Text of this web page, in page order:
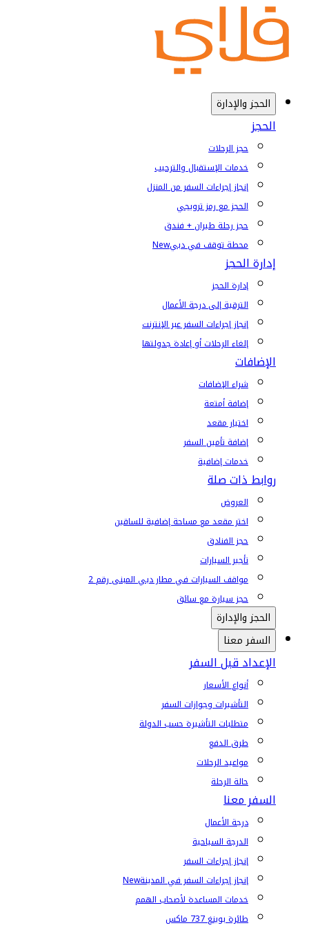
الحجز والإدارة
الحجز
حجز الرحلات
خدمات الإستقبال والترحيب
إنجاز إجراءات السفر من المنزل
الحجز مع رمز ترويجي
حجز رحلة طيران + فندق
محطة توقف في دبيNew
إدارة الحجز
إدارة الحجز
الترقية إلى درجة الأعمال
إنجاز إجراءات السفر عبر الإنترنت
إلغاء الرحلات أو إعادة جدولتها
الإضافات
شراء الإضافات
إضافة أمتعة
اختيار مقعد
إضافة تأمين السفر
خدمات إضافية
روابط ذات صلة
العروض
اختر مقعد مع مساحة إضافية للساقين
حجز الفنادق
تأجير السيارات
مواقف السيارات في مطار دبي المبنى رقم 2
حجز سيارة مع سائق
الحجز والإدارة
السفر معنا
الإعداد قبل السفر
أنواع الأسعار
التأشيرات وجوازات السفر
متطلبات التأشيرة حسب الدولة
طرق الدفع
مواعيد الرحلات
حالة الرحلة
السفر معنا
درجة الأعمال
الدرجة السياحية
إنجاز إجراءات السفر
إنجاز إجراءات السفر في المدينةNew
خدمات المساعدة لأصحاب الهمم
طائرة بوينغ 737 ماكس